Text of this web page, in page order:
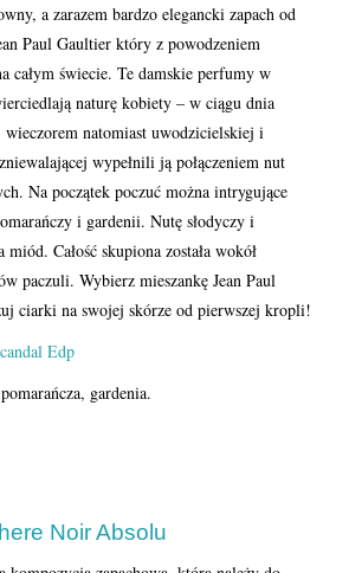
a zarazem bardzo elegancki zapach od
Paul Gaultier który z powodzeniem
całym świecie. Te damskie perfumy w
naturę kobiety – w ciągu dnia
natomiast uwodzicielskiej i
wypełnili ją połączeniem nut
Na początek poczuć można intrygujące
i gardenii. Nutę słodyczy i
Całość skupiona została wokół
paczuli. Wybierz mieszankę Jean Paul
ciarki na swojej skórze od pierwszej kropli!
gardenia.
Noir Absolu